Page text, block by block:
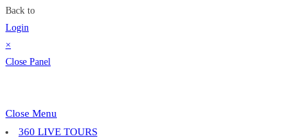
Back to
Login
×
Close Panel
Close Menu
360 LIVE TOURS